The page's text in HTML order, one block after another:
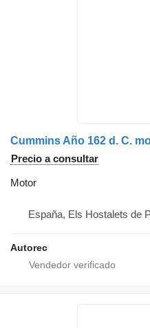
Cummins Año 162 d. C.
Precio a consultar
Motor
España, Els Hostalets de
Autorec